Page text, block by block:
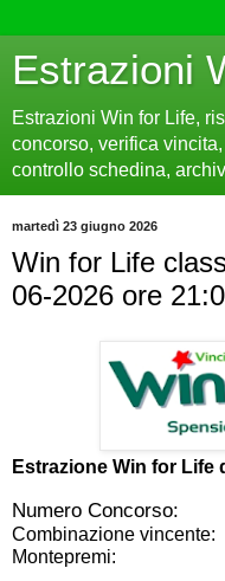
Estrazioni
Estrazioni Win for Life,
concorso, verifica
controllo schedina,
martedì 23 giugno 2026
Win for Life
06-2026 ore
Estrazione Win for Life
Numero Concorso:
Combinazione vincente:
Montepremi: